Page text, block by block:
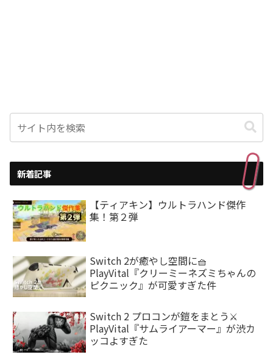
新着記事
【ティアキン】ウルトラハンド傑作
集！第２弾
Switch 2が癒やし空間に🧺
PlayVital『クリーミーネズミちゃんの
ピクニック』が可愛すぎた件
Switch 2 プロコンが鎧をまとう⚔️
PlayVital『サムライアーマー』が渋カ
ッコよすぎた